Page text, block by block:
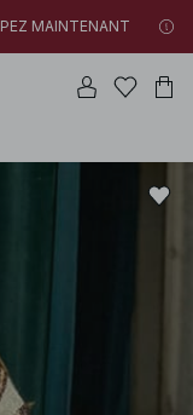
MAINTENANT
MAINTENANT